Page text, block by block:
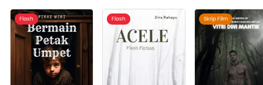
Flash Flash Skrip Film